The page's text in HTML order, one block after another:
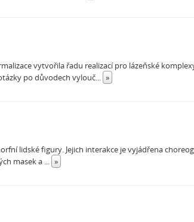
vytvořila řadu realizací pro lázeňské
po důvodech vylouč... »
lidské figury. Jejich interakce je vyjádřena
masek a ... »